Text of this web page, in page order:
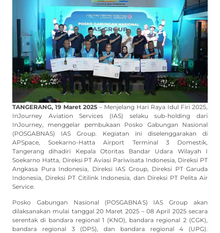
TANGERANG, 19 Maret 2025 – Menjelang Hari Raya Idul Firi 2025,
InJourney Aviation Services (IAS) selaku sub-holding dari
InJourney, menggelar pembukaan Posko Gabungan Nasional
(POSGABNAS) IAS Group. Kegiatan ini diselenggarakan di
APSpace, Soekarno-Hatta Airport Terminal 3 Domestik,
Tangerang dihadiri Kepala Otoritas Bandar Udara Wilayah I
Soekarno Hatta, Direksi PT Aviasi Pariwisata Indonesia, Direksi PT
Angkasa Pura Indonesia, Direksi IAS Group, Direksi PT Garuda
Indonesia, Direksi PT Citilink Indonesia, dan Direksi PT Pelita Air
Service.
Posko Gabungan Nasional (POSGABNAS) IAS Group akan
dilaksanakan mulai tanggal 20 Maret 2025 – 08 April 2025 secara
serentak di bandara regional 1 (KNO), bandara regional 2 (CGK),
bandara regional 3 (DPS), dan bandara regional 4 (UPG).